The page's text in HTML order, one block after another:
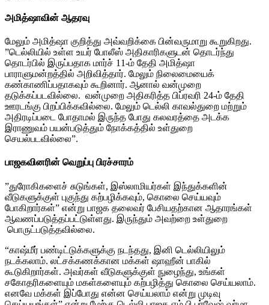
அமித்ஷாவின் ஆதரவு
மேலும் அமித்ஷா குறித்து அவ்வறிக்கை பின்வருமாறு கூறுகிறது.
”டெல்லியில் உள்ள உயர் போலீஸ் அதிகாரிகளுடன் தொடர்ந்து
தொடர்பில் இருப்பதாக மார்ச் 11-ம் தேதி அமித்ஷா
பாராளுமன்றத்தில் அறிவித்தார். மேலும் நிலைமையைக்
கண்காணிப்பதாகவும் கூறினார். ஆனால் வன்முறை
தடுக்கப்படவில்லை. வன்முறை அதிகரித்த பிப்ரவரி 24-ம் தேதி
ஊரடங்கு பிறப்பிக்கவில்லை. மேலும் டெல்லி காவல்துறை மற்றும்
அதிரடிப்படை போதாமல் இருந்த போது கலவரத்தை அடக்க
இராணுவம் பயன்படுத்தும் நோக்கத்தில் உள்துறை
செயல்படவில்லை”.
பாஜகவினரின் வெறுப்பு பிரச்சாரம்
”துரோகிகளைச் சுடுங்கள், இஸ்லாமியர்கள் இந்துக்களின்
வீடுகளுக்குள் புகுந்து கற்பழிக்கவும், கொலை செய்யவும்
போகிறார்கள்” என்று பாஜக தலைவர் பேசியதற்கான ஆதாரங்கள்
ஆவணப்படுத்தப்பட்டுள்ளது. இருந்தும் அவற்றை உள்துறை
பொருட்படுத்தவில்லை.
“காஷ்மீர் பண்டிட்டுக்களுக்கு நடந்தது, இனி டெல்லியிலும்
நடக்கலாம். லட்சக்கணக்கான மக்கள் ஷாஹீன் பாகில்
கூடுகிறார்கள். அவர்கள் வீடுகளுக்குள் நுழைந்து, உங்கள்
சகோதரிகளையும் மகள்களையும் கற்பழித்து கொலை செய்யலாம்.
எனவே மக்கள் இப்போது என்ன செய்யலாம் என்று முடிவு